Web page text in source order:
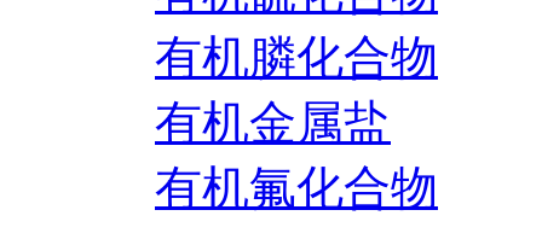
有机膦化合物
有机金属盐
有机氟化合物